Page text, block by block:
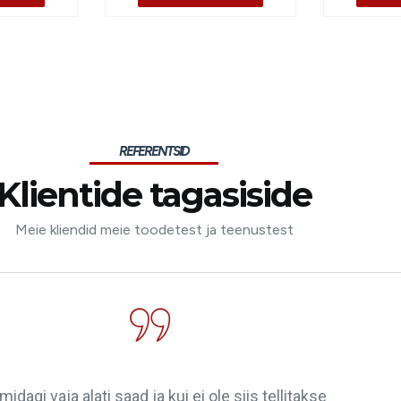
REFERENTSID
tagasiside
Meie kliendid meie toodetest ja teenustest
vaja alati saad ja kui ei ole siis tellitakse